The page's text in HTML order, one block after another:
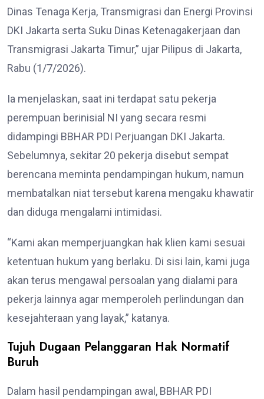
Dinas Tenaga Kerja, Transmigrasi dan Energi Provinsi
DKI Jakarta serta Suku Dinas Ketenagakerjaan dan
Transmigrasi Jakarta Timur,” ujar Pilipus di Jakarta,
Rabu (1/7/2026).
Ia menjelaskan, saat ini terdapat satu pekerja
perempuan berinisial NI yang secara resmi
didampingi BBHAR PDI Perjuangan DKI Jakarta.
Sebelumnya, sekitar 20 pekerja disebut sempat
berencana meminta pendampingan hukum, namun
membatalkan niat tersebut karena mengaku khawatir
dan diduga mengalami intimidasi.
“Kami akan memperjuangkan hak klien kami sesuai
ketentuan hukum yang berlaku. Di sisi lain, kami juga
akan terus mengawal persoalan yang dialami para
pekerja lainnya agar memperoleh perlindungan dan
kesejahteraan yang layak,” katanya.
Tujuh Dugaan Pelanggaran Hak Normatif
Buruh
Dalam hasil pendampingan awal, BBHAR PDI